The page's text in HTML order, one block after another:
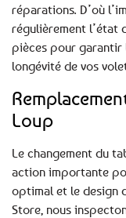
réparations. D’où
régulièrement l’état
pièces pour
longévité de vos
Loup
Le changement du
action importante
optimal et le design
Store, nous